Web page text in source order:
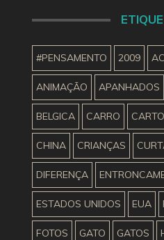
#PENSAMENTO 2009
ANIMAÇÃO APANHADOS
BELGICA CARRO
CHINA CRIANÇAS
DIFERENÇA
ESTADOS UNIDOS EUA
FOTOS GATO GATOS